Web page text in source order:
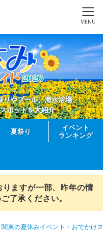
MENU
りやプール、海水浴場、
ポットを大紹介
夏祭り
イベント
ランキング
ますが一部、昨年の情
了承ください。
関東の夏休みイベント・おでかけ